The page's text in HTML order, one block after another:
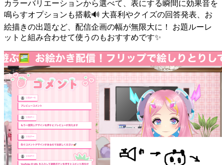
カラーバリエーションから選べて、表にする瞬間に効果音を
鳴らすオプションも搭載🔊 大喜利やクイズの回答発表、お
絵描きの出題など、配信企画の幅が無限大に！ お題ルーレ
ットと組み合わせて使うのもおすすめです✨